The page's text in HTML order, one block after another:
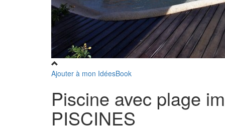
Ajouter à mon IdéesBook
Piscine avec plage
PISCINES